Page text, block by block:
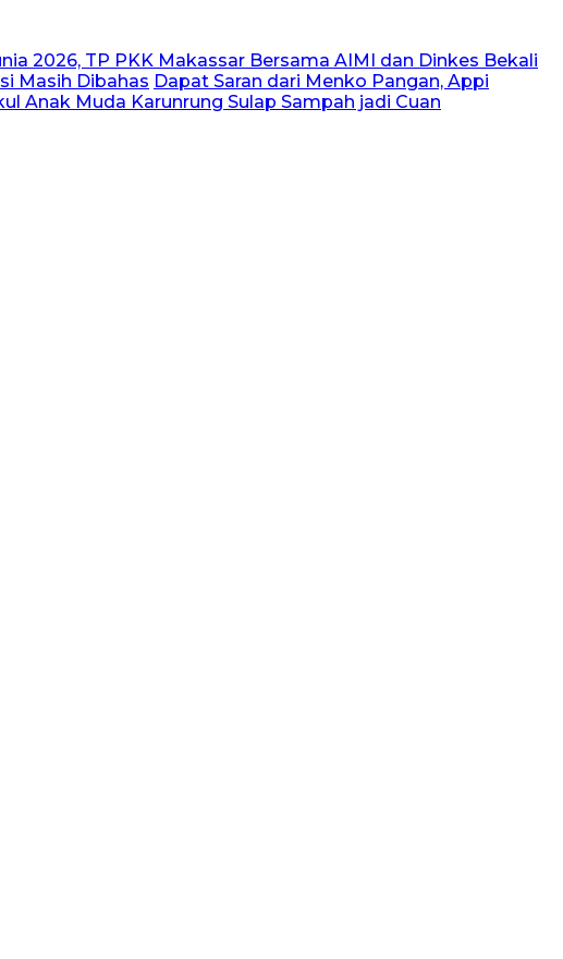
2026, TP PKK Makassar Bersama AIMI dan Dinkes Bekali
Masih Dibahas Dapat Saran dari Menko Pangan, Appi
Anak Muda Karunrung Sulap Sampah jadi Cuan